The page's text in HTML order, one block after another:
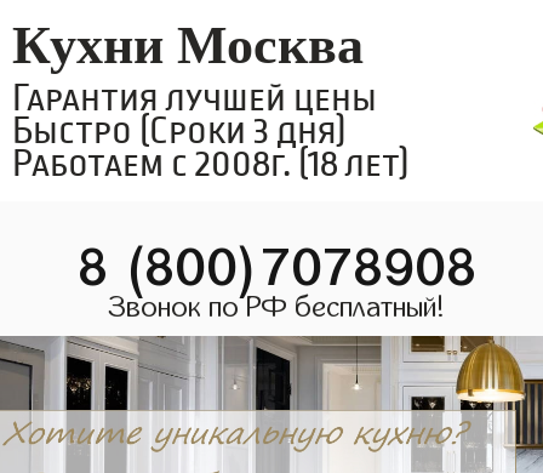
Кухни Москва
Гарантия лучшей цены
Быстро (Сроки 3 дня)
Работаем с 2008г. (18 лет)
8 (800)7078908
Звонок по РФ бесплатный!